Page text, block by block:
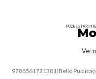
PODE ESTAR
Ver
9788561721381|Bello